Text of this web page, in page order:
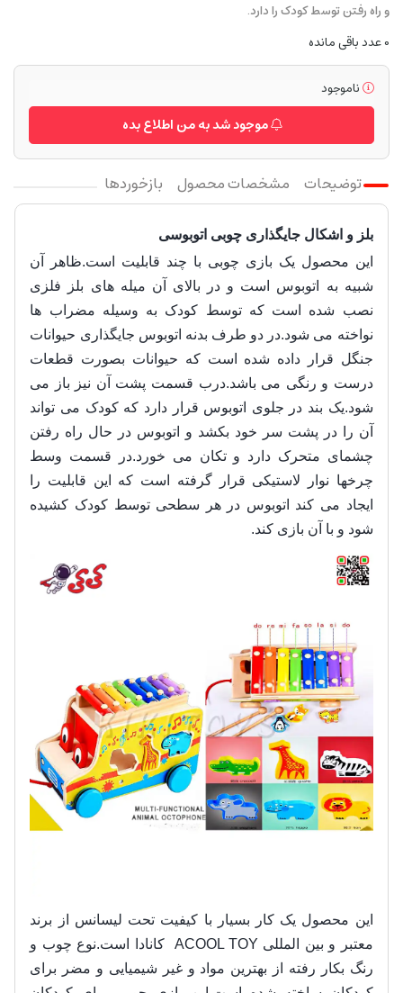
و راه رفتن توسط کودک را دارد.
0عدد باقی مانده
ناموجود
موجود شد به من اطلاع بده
توضیحات مشخصات محصول بازخوردها
بلز و اشکال جایگذاری چوبی اتوبوسی
این محصول یک بازی چوبی با چند قابلیت است.ظاهر آن
شبیه به اتوبوس است و در بالای آن میله های بلز فلزی
نصب شده است که توسط کودک به وسیله مضراب ها
نواخته می شود.در دو طرف بدنه اتوبوس جایگذاری حیوانات
جنگل قرار داده شده است که حیوانات بصورت قطعات
درست و رنگی می باشد.درب قسمت پشت آن نیز باز می
شود.یک بند در جلوی اتوبوس قرار دارد که کودک می تواند
آن را در پشت سر خود بکشد و اتوبوس در حال راه رفتن
چشمای متحرک دارد و تکان می خورد.در قسمت وسط
چرخها نوار لاستیکی قرار گرفته است که این قابلیت را
ایجاد می کند اتوبوس در هر سطحی توسط کودک کشیده
شود و با آن بازی کند.
این محصول یک کار بسیار با کیفیت تحت لیسانس از برند
معتبر و بین المللی ACOOL TOY کانادا است.نوع چوب و
رنگ بکار رفته از بهترین مواد و غیر شیمیایی و مضر برای